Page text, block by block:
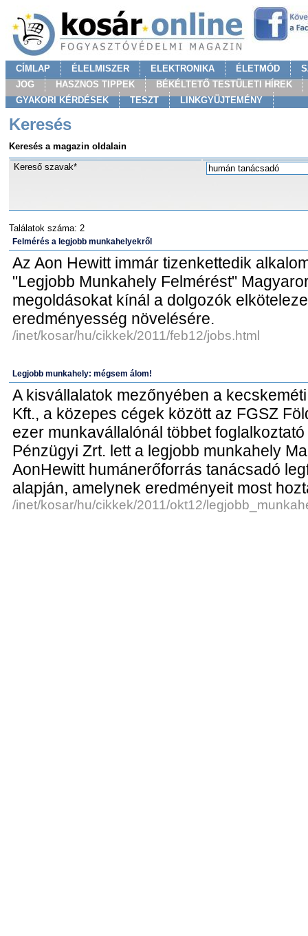
CÍMLAP ÉLELMISZER ELEKTRONIKA ÉLETMÓD
JOG
HASZNOS TIPPEK
BÉKÉLTETŐ TESTÜLETI HÍREK
GYAKORI KÉRDÉSEK
TESZT LINKGYÜJTEMÉNY
Keresés
Keresés a magazin oldalain
Kereső szavak*
Találatok száma: 2
Felmérés a legjobb munkahelyekről
Az Aon Hewitt immár tizenkettedik
"Legjobb Munkahely Felmérést"
megoldásokat kínál a dolgozók
eredményesség növelésére.
/inet/kosar/hu/cikkek/2011/feb12/jobs.html
Legjobb munkahely: mégsem álom!
A kisvállalatok mezőnyében a
Kft., a közepes cégek között az FGSZ
ezer munkavállalónál többet
Pénzügyi Zrt. lett a legjobb munkahely
AonHewitt humánerőforrás tanácsadó
alapján, amelynek eredményeit most
/inet/kosar/hu/cikkek/2011/okt12/